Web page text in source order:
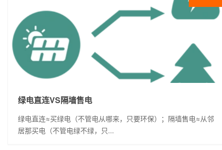
绿电直连VS隔墙售电
绿电直连≈买绿电（不管电从哪来，只要环保）；隔墙售电≈从邻
居那买电（不管电绿不绿，只...